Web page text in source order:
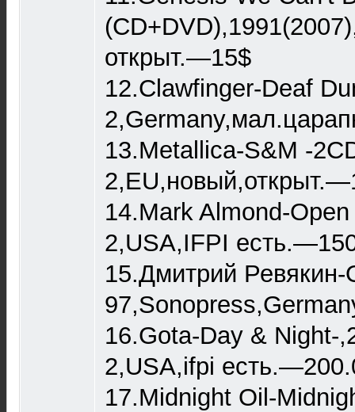
открыт.—15$
12.Clawfinger-Deaf
13.Metallica-S&M -
14.Mark Almond-
2,USA,IFPI
15.Дмитрий
16.Gota-Day & Night-
2,USA,ifpi
17.Midnight Oil-